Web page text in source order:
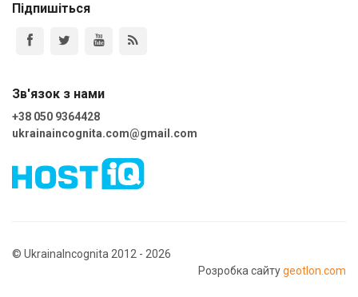
Підпишіться
Зв'язок з нами
+38 050 9364428
ukrainaincognita.com@gmail.com
© UkrainaIncognita 2012 - 2026
Розробка сайтуgeotlon.com